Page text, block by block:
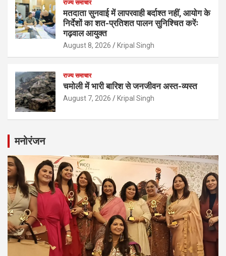
राज्य समाचार
मतदाता सुनवाई में लापरवाही बर्दाश्त नहीं, आयोग के
निर्देशों का शत-प्रतिशत पालन सुनिश्चित करेंः
गढ़वाल आयुक्त
August 8, 2026 Kripal Singh
राज्य समाचार
चमोली में भारी बारिश से जनजीवन अस्त-व्यस्त
August 7, 2026 Kripal Singh
मनोरंजन